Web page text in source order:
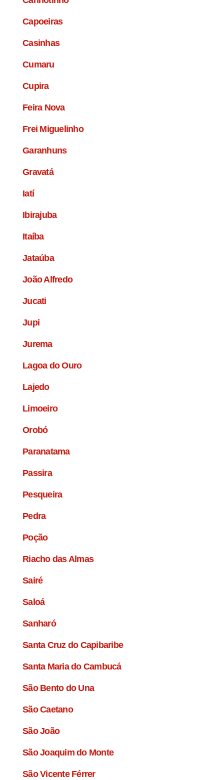
Capoeiras
Casinhas
Cumaru
Cupira
Feira Nova
Frei Miguelinho
Garanhuns
Gravatá
Iatí
Ibirajuba
Itaíba
Jataúba
João Alfredo
Jucati
Jupi
Jurema
Lagoa do Ouro
Lajedo
Limoeiro
Orobó
Paranatama
Passira
Pesqueira
Pedra
Poção
Riacho das Almas
Sairé
Saloá
Sanharó
Santa Cruz do Capibaribe
Santa Maria do Cambucá
São Bento do Una
São Caetano
São João
São Joaquim do Monte
São Vicente Férrer